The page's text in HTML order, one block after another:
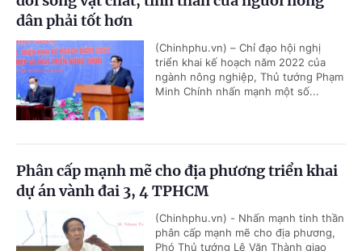
dân phải tốt hơn
(Chinhphu.vn) – Chỉ đạo hội nghị
triển khai kế hoạch năm 2022 của
ngành nông nghiệp, Thủ tướng Phạm
Minh Chính nhấn mạnh một số...
Phân cấp mạnh mẽ cho địa phương triển khai
dự án vành đai 3, 4 TPHCM
(Chinhphu.vn) - Nhấn mạnh tinh thần
phân cấp mạnh mẽ cho địa phương,
Phó Thủ tướng Lê Văn Thành giao